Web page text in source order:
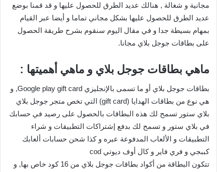
مجانية و شغالة , هنالك عديد الطرق للحصول عليها و قد قمنا بوضع
عديد الطرق للحصول عليها بشكل مجاني تماما و أيضا عبر القيام
بمهام بسيطة جدا و في مقال اليوم سنقوم بشرح طريقة الحصول
على بطاقات جوجل بلاي مجانا.
ماهي بطاقات جوجل بلاي و ماهي أهميتها :
بطاقات جوجل بلاي أو ما تسمى بالإنجليزي Google play gift card, و
هي نوع من بطاقات الهدايا (gift card) التي تخص متجر جوجل بلاي
بلاي ستور تسمح لك هذه البطاقات بالحصول على رصيد في حسابك
في بلاي ستور و تسمح لك بدفع إشتراكات التطبيقات و شراء
التطبيقات و الألعاب المدفوعة عبره و كذا شحن حسابات ألعابك
كببجي و فري فاير و كال أوف ديوتي cod
تتكون البطاقة من أكواد بطاقات جوجل بلاي من 16 كود خاص بها, و